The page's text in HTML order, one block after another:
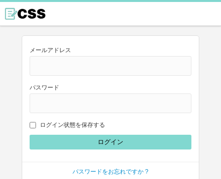
メールアドレス
パスワード
ログイン状態を保存する
パスワードをお忘れですか ?